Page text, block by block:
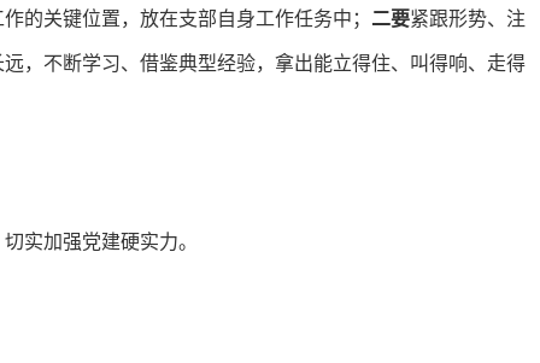
的关键位置，放在支部自身工作任务中； 二要紧跟形势、注
远，不断学习、借鉴典型经验，拿出能立得住、叫得响、走得
实加强党建硬实力。